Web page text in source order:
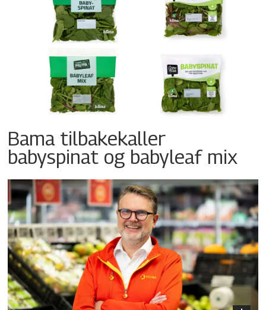
Bama tilbakekaller
babyspinat og babyleaf mix